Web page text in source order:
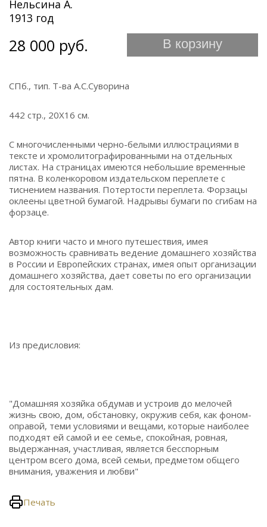
Нельсина А.
1913 год
28 000 руб. В корзину
СПб., тип. Т-ва А.С.Суворина
442 стр., 20Х16 см.
С многочисленными черно-белыми иллюстрациями в
тексте и хромолитографированными на отдельных
листах. На страницах имеются небольшие временные
пятна. В коленкоровом издательском переплете с
тиснением названия. Потертости переплета. Форзацы
оклеены цветной бумагой. Надрывы бумаги по сгибам на
форзаце.
Автор книги часто и много путешествия, имея
возможность сравнивать ведение домашнего хозяйства
в России и Европейских странах, имея опыт организации
домашнего хозяйства, дает советы по его организации
для состоятельных дам.
Из предисловия:
"Домашняя хозяйка обдумав и устроив до мелочей
жизнь свою, дом, обстановку, окружив себя, как фоном-
оправой, теми условиями и вещами, которые наиболее
подходят ей самой и ее семье, спокойная, ровная,
выдержанная, участливая, является бесспорным
центром всего дома, всей семьи, предметом общего
внимания, уважения и любви"
Печать